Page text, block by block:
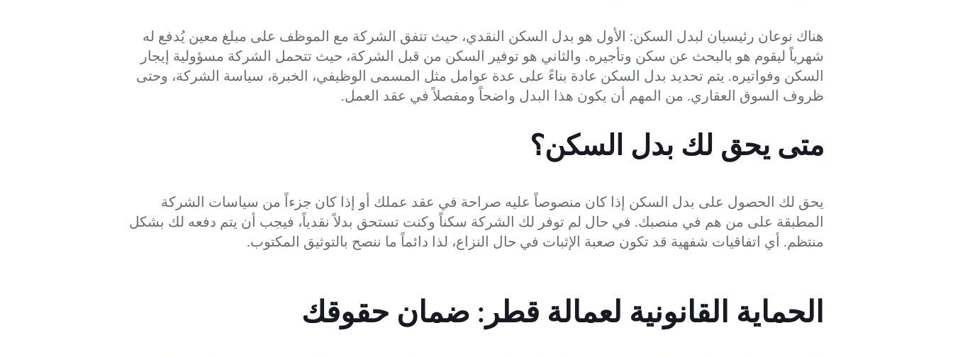
هناك نوعان رئيسيان لبدل السكن: الأول هو بدل السكن النقدي، حيث تتفق الشركة مع الموظف على مبلغ معين يُدفع له
شهرياً ليقوم هو بالبحث عن سكن وتأجيره. والثاني هو توفير السكن من قبل الشركة، حيث تتحمل الشركة مسؤولية إيجار
السكن وفواتيره. يتم تحديد بدل السكن عادة بناءً على عدة عوامل مثل المسمى الوظيفي، الخبرة، سياسة الشركة، وحتى
ظروف السوق العقاري. من المهم أن يكون هذا البدل واضحاً ومفصلاً في عقد العمل.
متى يحق لك بدل السكن؟
يحق لك الحصول على بدل السكن إذا كان منصوصاً عليه صراحة في عقد عملك أو إذا كان جزءاً من سياسات الشركة
المطبقة على من هم في منصبك. في حال لم توفر لك الشركة سكناً وكنت تستحق بدلاً نقدياً، فيجب أن يتم دفعه لك بشكل
منتظم. أي اتفاقيات شفهية قد تكون صعبة الإثبات في حال النزاع، لذا دائماً ما ننصح بالتوثيق المكتوب.
الحماية القانونية لعمالة قطر: ضمان حقوقك